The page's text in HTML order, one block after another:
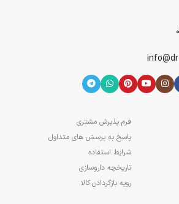
فرم پذیرش مشتری
پاسخ به پرسش های متداول
شرایط استفاده
تاریخچه داروسازی
رویه بازگردادن کالا